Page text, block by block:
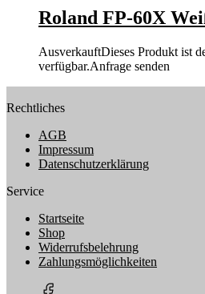
Roland FP-60X
AusverkauftDieses Produkt ist
verfügbar.Anfrage senden
Rechtliches
AGB
Impressum
Datenschutzerklärung
Service
Startseite
Shop
Widerrufsbelehrung
Zahlungsmöglichkeiten